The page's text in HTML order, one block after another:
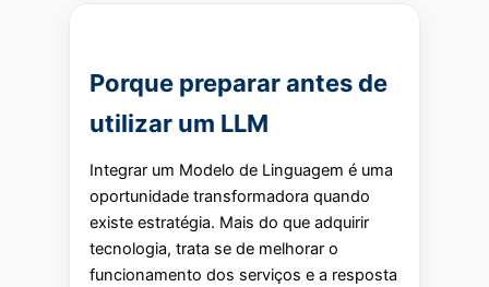
Porque preparar antes de
utilizar um LLM
Integrar um Modelo de Linguagem é uma
oportunidade transformadora quando
existe estratégia. Mais do que adquirir
tecnologia, trata se de melhorar o
funcionamento dos serviços e a resposta